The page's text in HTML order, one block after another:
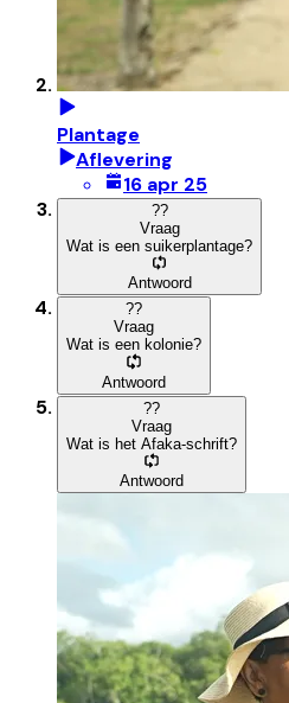
Plantage
Aflevering
16 apr 25
??
Vraag
Wat is een suikerplantage?
Antwoord
??
Vraag
Wat is een kolonie?
Antwoord
??
Vraag
Wat is het Afaka-schrift?
Antwoord